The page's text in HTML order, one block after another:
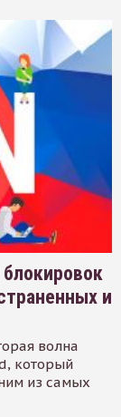
и
волна
который
из самых